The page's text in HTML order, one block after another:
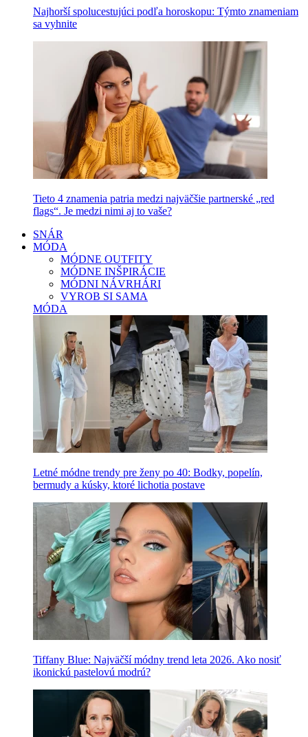
Najhorší spolucestujúci podľa horoskopu: Týmto znameniam
sa vyhnite
Tieto 4 znamenia patria medzi najväčšie partnerské „red
flags“. Je medzi nimi aj to vaše?
SNÁR
MÓDA
MÓDNE OUTFITY
MÓDNE INŠPIRÁCIE
MÓDNI NÁVRHÁRI
VYROB SI SAMA
MÓDA
Letné módne trendy pre ženy po 40: Bodky, popelín,
bermudy a kúsky, ktoré lichotia postave
Tiffany Blue: Najväčší módny trend leta 2026. Ako nosiť
ikonickú pastelovú modrú?